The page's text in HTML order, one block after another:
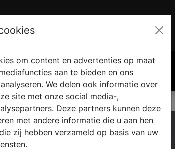
VERKOOPLOCATIE
VINDEN
WEBSHOP
om content en advertenties op maat
aan te bieden en ons
We delen ook informatie over
site met onze social media-,
Deze partners kunnen deze
met andere informatie die u aan hen
zij hebben verzameld op basis van uw